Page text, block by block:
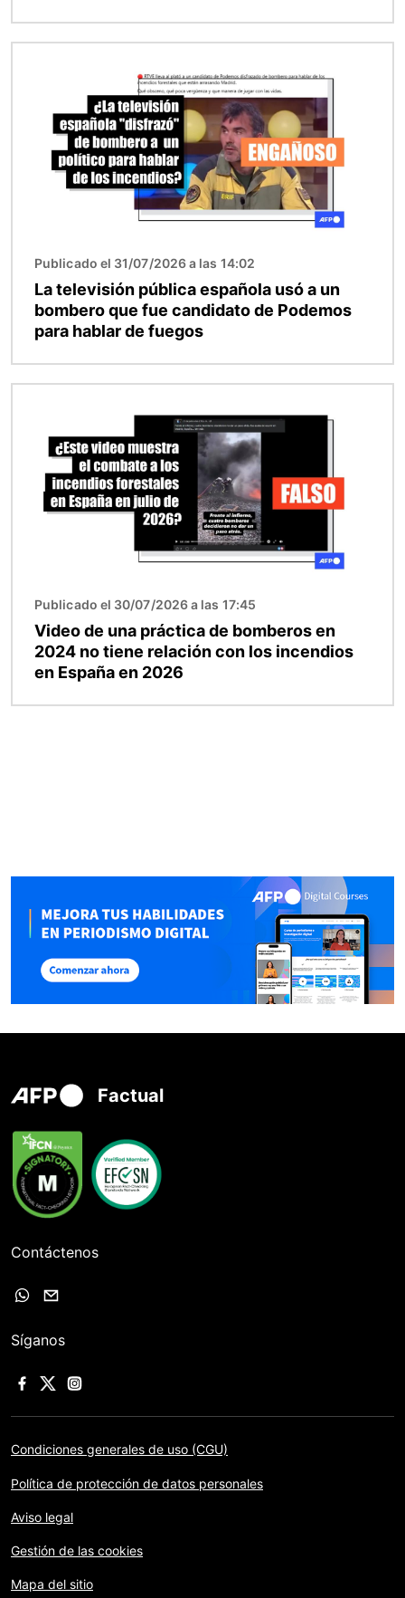
Publicado el 31/07/2026 a las 14:02
La televisión pública española usó a un
bombero que fue candidato de Podemos
para hablar de fuegos
Publicado el 30/07/2026 a las 17:45
Video de una práctica de bomberos en
2024 no tiene relación con los incendios
en España en 2026
Factual
Contáctenos
Síganos
Condiciones generales de uso (CGU)
Política de protección de datos personales
Aviso legal
Gestión de las cookies
Mapa del sitio